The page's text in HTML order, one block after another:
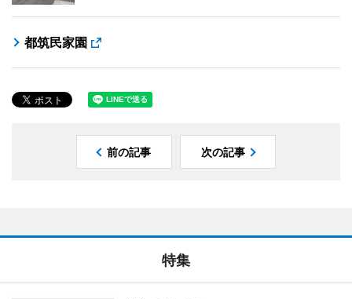
都筑民家園
前の記事 次の記事
特集